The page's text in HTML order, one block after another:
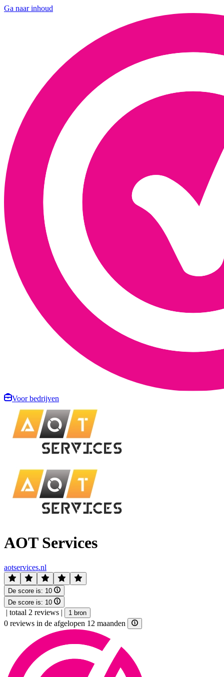
Ga naar inhoud
Voor bedrijven
AOT Services
aotservices.nl
De score is: 10
De score is: 10
| totaal 2 reviews | 1 bron
0 reviews in de afgelopen 12 maanden